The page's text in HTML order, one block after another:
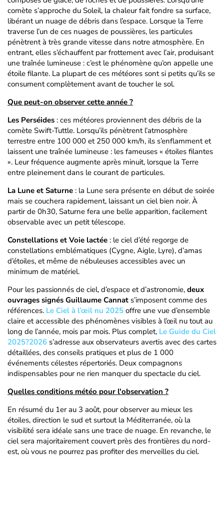
comète s’approche du Soleil, la chaleur fait fondre sa surface,
libérant un nuage de débris dans l’espace. Lorsque la Terre
traverse l’un de ces nuages de poussières, les particules
pénètrent à très grande vitesse dans notre atmosphère. En
entrant, elles s’échauffent par frottement avec l’air, produisant
une traînée lumineuse : c’est le phénomène qu’on appelle une
étoile filante. La plupart de ces météores sont si petits qu’ils se
consument complètement avant de toucher le sol.
Que peut-on observer cette année ?
Les Perséides : ces météores proviennent des débris de la
comète Swift-Tuttle. Lorsqu’ils pénètrent l’atmosphère
terrestre entre 100 000 et 250 000 km/h, ils s’enflamment et
laissent une traînée lumineuse : les fameuses « étoiles filantes
». Leur fréquence augmente après minuit, lorsque la Terre
entre pleinement dans le courant de particules.
La Lune et Saturne : la Lune sera présente en début de soirée
mais se couchera rapidement, laissant un ciel bien noir. À
partir de 0h30, Saturne fera une belle apparition, facilement
observable avec un petit télescope.
Constellations et Voie lactée : le ciel d’été regorge de
constellations emblématiques (Cygne, Aigle, Lyre), d’amas
d’étoiles, et même de nébuleuses accessibles avec un
minimum de matériel.
Pour les passionnés de ciel, d’espace et d’astronomie, deux
ouvrages signés Guillaume Cannat s’imposent comme des
références. Le Ciel à l’œil nu 2025 offre une vue d’ensemble
claire et accessible des phénomènes visibles à l’œil nu tout au
long de l’année, mois par mois. Plus complet, Le Guide du Ciel
2025?2026 s’adresse aux observateurs avertis avec des cartes
détaillées, des conseils pratiques et plus de 1 000
événements célestes répertoriés. Deux compagnons
indispensables pour ne rien manquer du spectacle du ciel.
Quelles conditions météo pour l'observation ?
En résumé du 1er au 3 août, pour observer au mieux les
étoiles, direction le sud et surtout la Méditerranée, où la
visibilité sera idéale sans une trace de nuage. En revanche, le
ciel sera majoritairement couvert près des frontières du nord-
est, où vous ne pourrez pas profiter des merveilles du ciel.